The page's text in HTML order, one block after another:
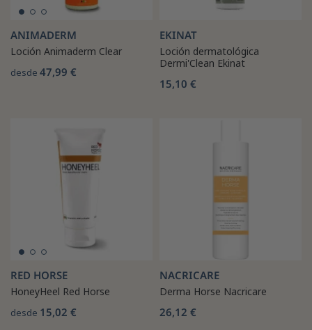
ANIMADERM
Loción Animaderm Clear
desde 47,99 €
EKINAT
Loción dermatológica
Dermi'Clean Ekinat
15,10 €
RED HORSE
HoneyHeel Red Horse
desde 15,02 €
NACRICARE
Derma Horse Nacricare
26,12 €